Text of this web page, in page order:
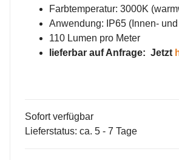
Farbtemperatur: 3000K
Anwendung: IP65 ( Innen-
110 Lumen pro Meter
lieferbar auf Anfrage: Jetzt
Sofort verfügbar
Lieferstatus: ca. 5 - 7 Tage